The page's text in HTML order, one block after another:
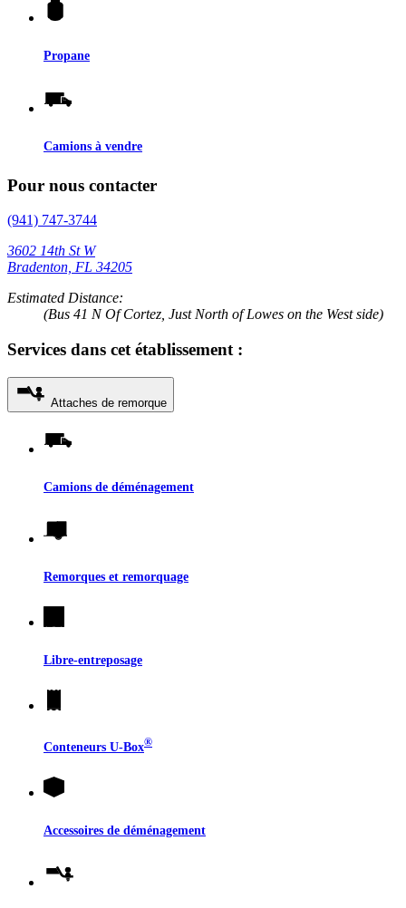
Propane
Camions à vendre
Pour nous contacter
(941) 747-3744
3602 14th St W
Bradenton, FL 34205
Estimated Distance:
(Bus 41 N Of Cortez, Just North of Lowes on the West side)
Services dans cet établissement :
Attaches de remorque
Camions de déménagement
Remorques et remorquage
Libre-entreposage
Conteneurs U-Box®
Accessoires de déménagement